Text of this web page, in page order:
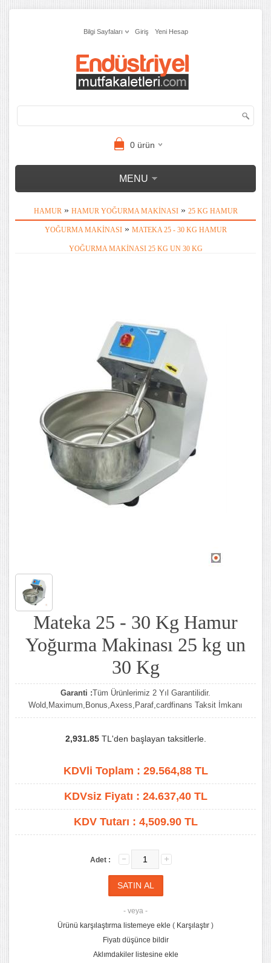
Bilgi Sayfaları Giriş Yeni Hesap
0ürün
MENU
HAMUR » HAMUR YOĞURMA MAKINASI» 25 KG HAMUR
YOĞURMA MAKINASI» MATEKA 25 - 30 KG HAMUR
YOĞURMA MAKINASI 25 KG UN 30 KG
Mateka 25 - 30 Kg Hamur
Yoğurma Makinası 25 kg un
30 Kg
Garanti :Tüm Ürünlerimiz 2 Yıl Garantilidir.
Wold,Maximum,Bonus,Axess,Paraf,cardfinans Taksit İmkanı
2,931.85TL'den başlayan taksitlerle.
KDVli Toplam : 29.564,88TL
KDVsiz Fiyatı : 24.637,40TL
KDV Tutarı : 4,509.90 TL
Adet :
- veya -
Ürünü karşılaştırma listemeye ekle ( Karşılaştır )
Fiyatı düşünce bildir
Aklımdakiler listesine ekle